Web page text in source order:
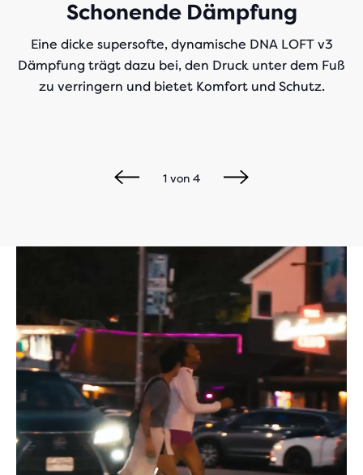
Schonende Dämpfung
Eine dicke supersofte, dynamische DNA LOFT v3
Dämpfung trägt dazu bei, den Druck unter dem Fuß
zu verringern und bietet Komfort und Schutz.
1 von 4